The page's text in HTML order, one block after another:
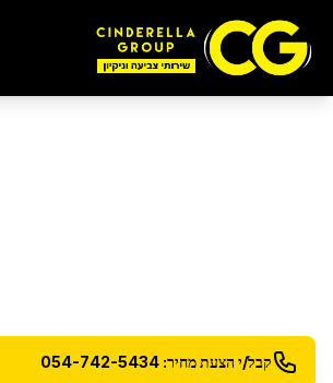
קבל/י הצעת מחיר: 054-742-5434